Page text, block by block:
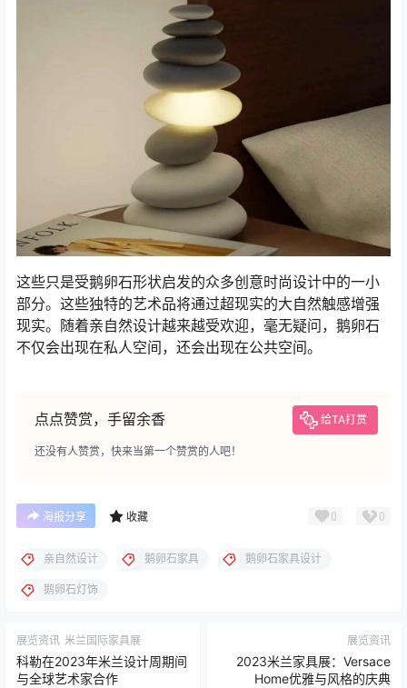
这些只是受鹅卵石形状启发的众多创意时尚设计中的一小
部分。这些独特的艺术品将通过超现实的大自然触感增强
现实。随着亲自然设计越来越受欢迎，毫无疑问，鹅卵石
不仅会出现在私人空间，还会出现在公共空间。
点点赞赏，手留余香 给TA打赏
还没有人赞赏，快来当第一个赞赏的人吧！
海报分享 收藏 0 0
亲自然设计 鹅卵石家具 鹅卵石家具设计
鹅卵石灯饰
展览资讯 米兰国际家具展
科勒在2023年米兰设计周期间
与全球艺术家合作
展览资讯
2023米兰家具展：Versace
Home优雅与风格的庆典